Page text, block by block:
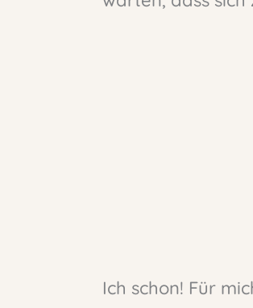
Ich schon! Für